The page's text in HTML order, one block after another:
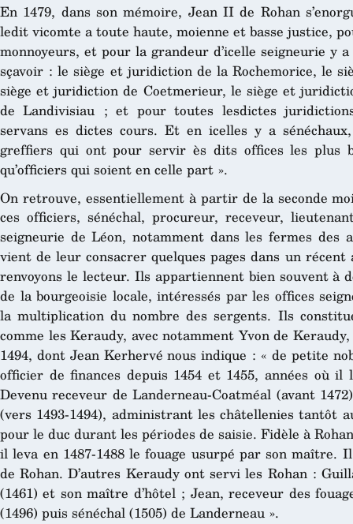
En 1479, dans son mémoire, Jean II de Rohan
ledit vicomte a toute haute, moienne et basse justice,
monnoyeurs, et pour la grandeur d’icelle seigneurie y
sçavoir : le siège et juridiction de la Rochemorice, le
siège et juridiction de Coetmerieur, le siège et
de Landivisiau ; et pour toutes lesdictes
servans es dictes cours. Et en icelles y a
greffiers qui ont pour servir ès dits offices les plus
qu’officiers qui soient en celle part ».
On retrouve, essentiellement à partir de la seconde
ces officiers, sénéchal, procureur, receveur,
seigneurie de Léon, notamment dans les fermes des
vient de leur consacrer quelques pages dans un
renvoyons le lecteur. Ils appartiennent bien souvent à
de la bourgeoisie locale, intéressés par les offices
la multiplication du nombre des sergents. Ils
comme les Keraudy, avec notamment Yvon de
1494, dont Jean Kerhervé nous indique : « de petite
officier de finances depuis 1454 et 1455, années où il
Devenu receveur de Landerneau-Coatméal (avant
(vers 1493-1494), administrant les châtellenies tantôt
pour le duc durant les périodes de saisie. Fidèle à
il leva en 1487-1488 le fouage usurpé par son maître.
de Rohan. D’autres Keraudy ont servi les Rohan :
(1461) et son maître d’hôtel ; Jean, receveur des
(1496) puis sénéchal (1505) de Landerneau ».